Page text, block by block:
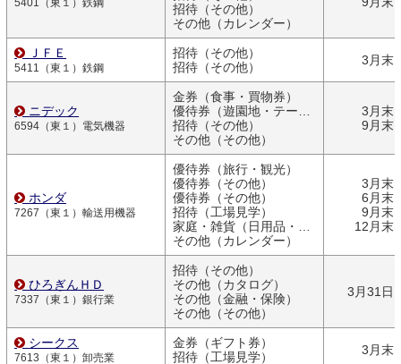
5401（東１）鉄鋼
招待（その他）
その他（カレンダー）
ＪＦＥ
5411（東１）鉄鋼
招待（その他）
招待（その他）
3月末
ニデック
6594（東１）電気機器
金券（食事・買物券）
優待券（遊園地・テーマパーク）
招待（その他）
その他（その他）
3月末
9月末
ホンダ
7267（東１）輸送用機器
優待券（旅行・観光）
優待券（その他）
優待券（その他）
招待（工場見学）
家庭・雑貨（日用品・文房具）
その他（カレンダー）
3月末
6月末
9月末
12月末
ひろぎんＨＤ
7337（東１）銀行業
招待（その他）
その他（カタログ）
その他（金融・保険）
その他（その他）
3月31日
シークス
7613（東１）卸売業
金券（ギフト券）
招待（工場見学）
3月末